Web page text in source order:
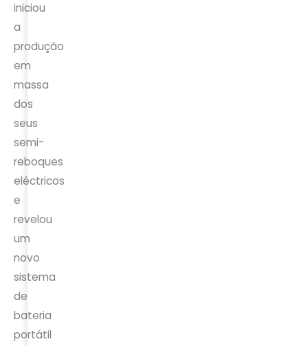
iniciou
a
produção
em
massa
dos
seus
semi-
reboques
eléctricos
e
revelou
um
novo
sistema
de
bateria
portátil